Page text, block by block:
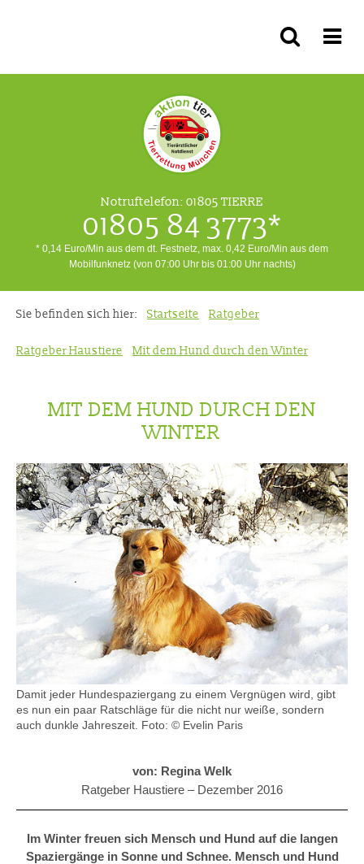
Notruftelefon: 01805 TIERRE
01805 84 3773*
* 0,14 Euro/Min aus dem dt. Festnetz, max. 0,42 Euro/Min aus dem
Mobilfunknetz (von 07:00 Uhr bis 01:00 Uhr nachts)
Sie befinden sich hier: Startseite Ratgeber
Ratgeber Haustiere Mit dem Hund durch den Winter
MIT DEM HUND DURCH DEN
WINTER
Damit jeder Hundespaziergang zu einem Vergnügen wird, gibt
es nun ein paar Ratschläge für die nicht nur weiße, sondern
auch dunkle Jahreszeit. Foto: © Evelin Paris
von: Regina Welk
Ratgeber Haustiere – Dezember 2016
Im Winter freuen sich Mensch und Hund auf die langen
Spaziergänge in Sonne und Schnee. Mensch und Hund